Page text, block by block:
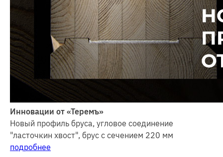
Инновации от «Теремъ»
Новый профиль бруса, угловое соединение
"ласточкин хвост", брус с сечением 220 мм
подробнее